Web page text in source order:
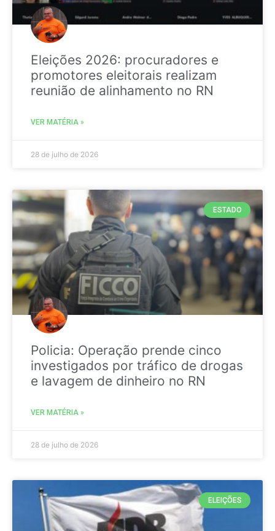
Eleições 2026: procuradores e
promotores eleitorais realizam
reunião de alinhamento no RN
VER MATÉRIA »
28 de julho de 2026
ESTADO
Policia: Operação prende cinco
investigados por tráfico de drogas
e lavagem de dinheiro no RN
VER MATÉRIA »
28 de julho de 2026
ELEIÇÕES